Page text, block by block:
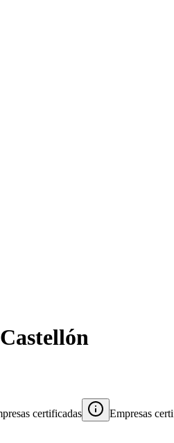
Castellón
certificadas
Empresas